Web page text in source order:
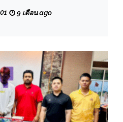
มือถือ บริเวณด่านบ้าน
มเป็นเมียวดีคอมเพล็กซ์
9 เดือน ago